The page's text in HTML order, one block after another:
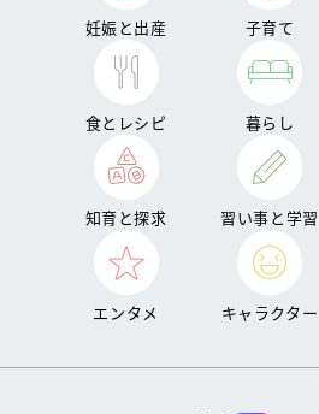
妊娠と出産 子育て
食とレシピ 暮らし
知育と探求 習い事と学習
エンタメ キャラクター